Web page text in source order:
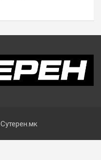
Сутерен.мк